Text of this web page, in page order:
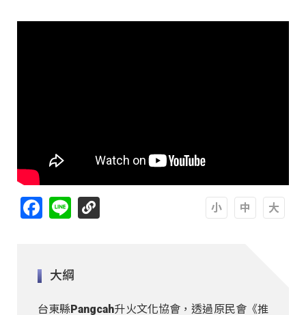
Facebook
Line
大綱
台東縣Pangcah升火文化協會，透過原民會《推